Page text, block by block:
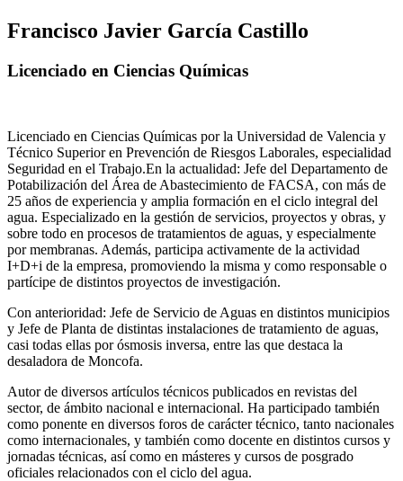
Francisco Javier García Castillo
Licenciado en Ciencias Químicas
Licenciado en Ciencias Químicas por la Universidad de Valencia y
Técnico Superior en Prevención de Riesgos Laborales, especialidad
Seguridad en el Trabajo.En la actualidad: Jefe del Departamento de
Potabilización del Área de Abastecimiento de FACSA, con más de
25 años de experiencia y amplia formación en el ciclo integral del
agua. Especializado en la gestión de servicios, proyectos y obras, y
sobre todo en procesos de tratamientos de aguas, y especialmente
por membranas. Además, participa activamente de la actividad
I+D+i de la empresa, promoviendo la misma y como responsable o
partícipe de distintos proyectos de investigación.
Con anterioridad: Jefe de Servicio de Aguas en distintos municipios
y Jefe de Planta de distintas instalaciones de tratamiento de aguas,
casi todas ellas por ósmosis inversa, entre las que destaca la
desaladora de Moncofa.
Autor de diversos artículos técnicos publicados en revistas del
sector, de ámbito nacional e internacional. Ha participado también
como ponente en diversos foros de carácter técnico, tanto nacionales
como internacionales, y también como docente en distintos cursos y
jornadas técnicas, así como en másteres y cursos de posgrado
oficiales relacionados con el ciclo del agua.